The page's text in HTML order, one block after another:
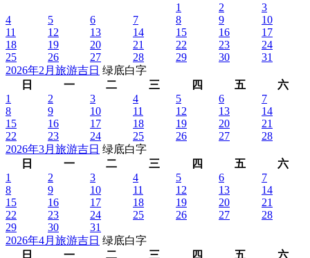
1
2
3
4
5 6 7 8 9
10
11
12 13 14 15 16
17
18
19 20 21 22 23
24
25
26 27 28 29 30
31
2026年2月旅游吉日 绿底白字
日
一 二 三 四 五
六
1
2 3 4 5 6
7
8
9 10 11 12 13
14
15
16 17 18 19 20
21
22
23 24 25 26 27
28
2026年3月旅游吉日 绿底白字
日
一 二 三 四 五
六
1
2 3 4 5 6
7
8
9 10 11 12 13
14
15
16 17 18 19 20
21
22
23 24 25 26 27
28
29
30
31
2026年4月旅游吉日 绿底白字
日
一 二 三 四 五
六